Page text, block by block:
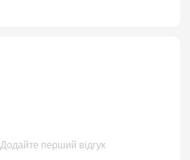
Додайте перший відгук